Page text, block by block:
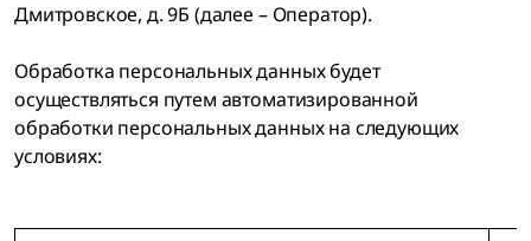
Дмитровское, д. 9Б (далее – Оператор).
Обработка персональных данных будет
осуществляться путем автоматизированной
обработки персональных данных на следующих
условиях: